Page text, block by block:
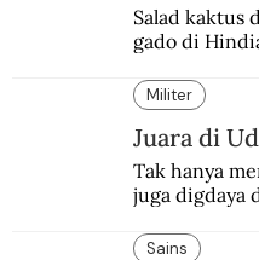
Salad kaktus
gado di
Militer
Juara di
Tak hanya
juga digdaya
Sains